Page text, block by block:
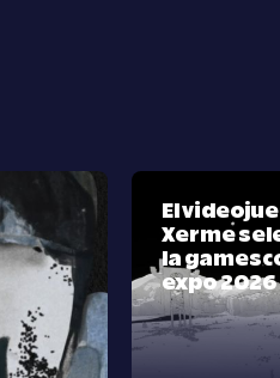
El
Xerme
la
expo 2026